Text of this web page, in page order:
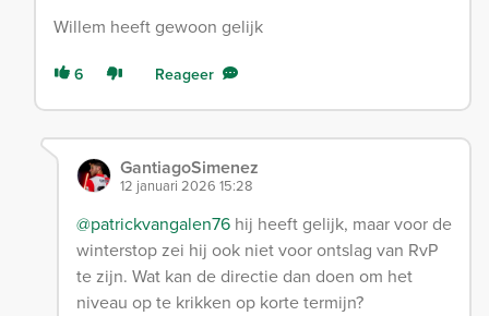
Willem heeft gewoon gelijk
6 Reageer
GantiagoSimenez
12 januari 2026 15:28
@patrickvangalen76hij heeft gelijk, maar voor de
winterstop zei hij ook niet voor ontslag van RvP
te zijn. Wat kan de directie dan doen om het
niveau op te krikken op korte termijn?